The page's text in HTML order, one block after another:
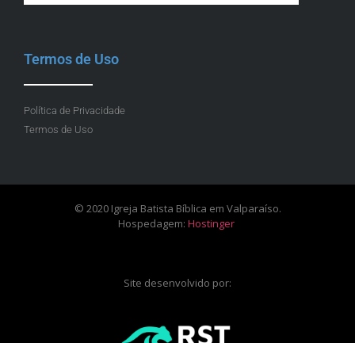
Termos de Uso
Política de Privacidade
Termos de Uso
© 2020 Igreja Batista Bíblica em Valparaíso.
Hospedagem: Hostinger
Site desenvolvido por: